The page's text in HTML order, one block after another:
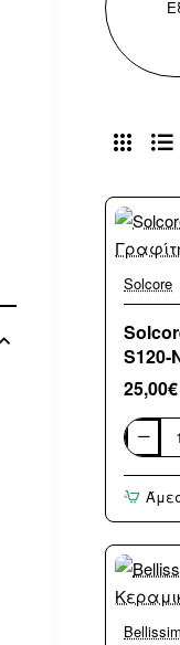
Solcore
S120-
25,00€
Solcore
Σειρά
“N”
S120-